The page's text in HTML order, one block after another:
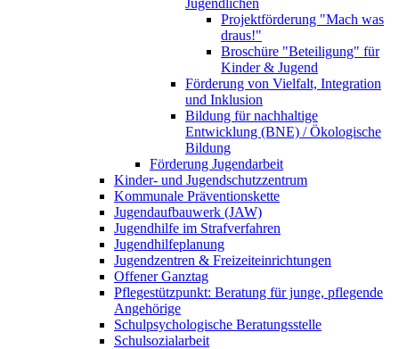
Jugendlichen
Projektförderung "Mach was
draus!"
Broschüre "Beteiligung" für
Kinder & Jugend
Förderung von Vielfalt, Integration
und Inklusion
Bildung für nachhaltige
Entwicklung (BNE) / Ökologische
Bildung
Förderung Jugendarbeit
Kinder- und Jugendschutzzentrum
Kommunale Präventionskette
Jugendaufbauwerk (JAW)
Jugendhilfe im Strafverfahren
Jugendhilfeplanung
Jugendzentren & Freizeiteinrichtungen
Offener Ganztag
Pflegestützpunkt: Beratung für junge, pflegende
Angehörige
Schulpsychologische Beratungsstelle
Schulsozialarbeit